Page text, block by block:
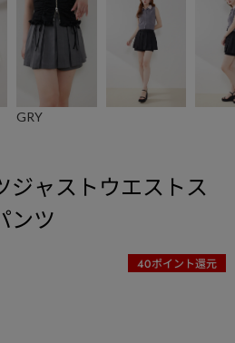
GRY
ジャストウエストス
ンツ
40ポイント還元